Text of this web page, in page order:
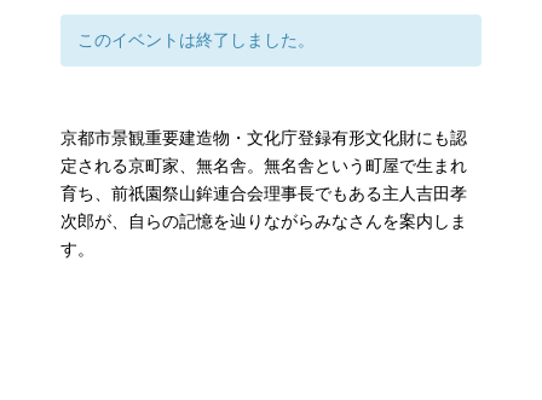
このイベントは終了しました。
京都市景観重要建造物・文化庁登録有形文化財にも認
定される京町家、無名舎。無名舎という町屋で生まれ
育ち、前祇園祭山鉾連合会理事長でもある主人吉田孝
次郎が、自らの記憶を辿りながらみなさんを案内しま
す。